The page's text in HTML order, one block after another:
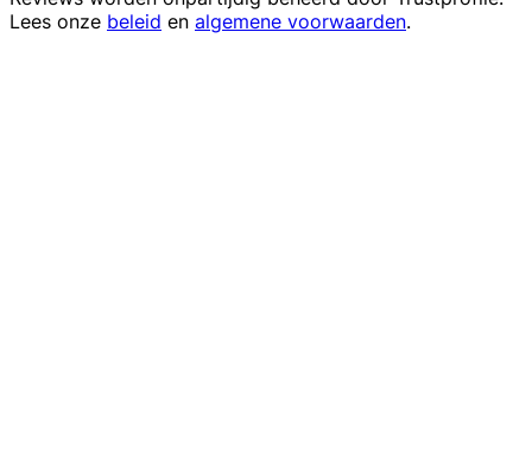
Lees onze beleid en algemene voorwaarden.